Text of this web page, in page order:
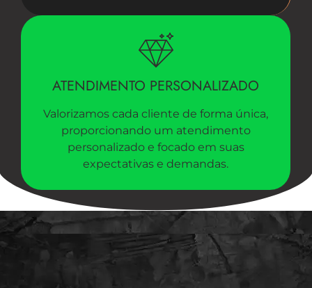
ATENDIMENTO PERSONALIZADO
Valorizamos cada cliente de forma única,
proporcionando um atendimento
personalizado e focado em suas
expectativas e demandas.